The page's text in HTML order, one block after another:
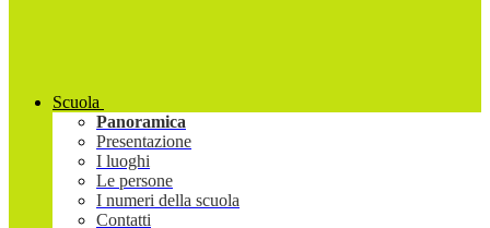
Scuola
Panoramica
Presentazione
I luoghi
Le persone
I numeri della scuola
Contatti